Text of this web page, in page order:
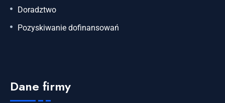
Doradztwo
Pozyskiwanie dofinansowań
Dane firmy